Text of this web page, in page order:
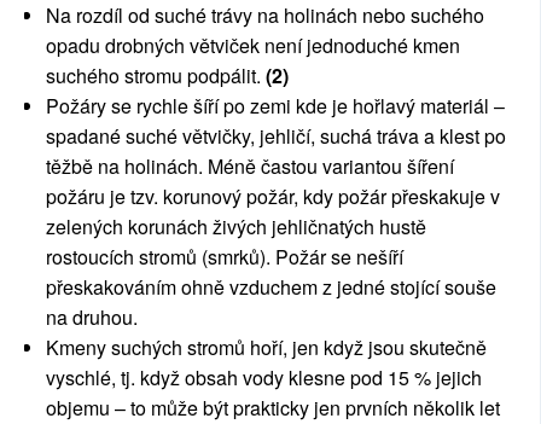
Na rozdíl od suché trávy na holinách nebo suchého
opadu drobných větviček není jednoduché kmen
suchého stromu podpálit. (2)
Požáry se rychle šíří po zemi kde je hořlavý materiál –
spadané suché větvičky, jehličí, suchá tráva a klest po
těžbě na holinách. Méně častou variantou šíření
požáru je tzv. korunový požár, kdy požár přeskakuje v
zelených korunách živých jehličnatých hustě
rostoucích stromů (smrků). Požár se nešíří
přeskakováním ohně vzduchem z jedné stojící souše
na druhou.
Kmeny suchých stromů hoří, jen když jsou skutečně
vyschlé, tj. když obsah vody klesne pod 15 % jejich
objemu – to může být prakticky jen prvních několik let